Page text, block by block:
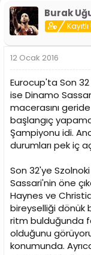
u
y
u
B
a
ş
l
a
t
a
n
Burak
12 Ocak 2016
Eurocup'ta Son 32
ise Dinamo
macerasını
başlangıç
Şampiyonu idi.
durumları pek iç
Son 32'ye
Sassari'nin öne
Haynes ve
bireyselliği dönük
ritm bulduğunda
olduğunu
konumunda.